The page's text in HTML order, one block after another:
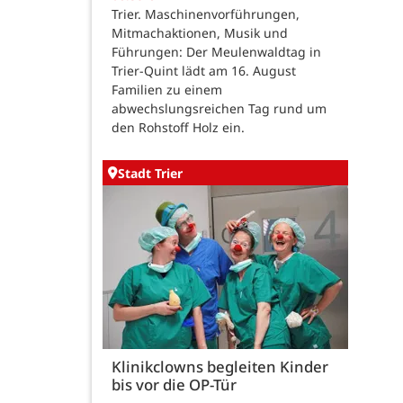
Trier. Maschinenvorführungen,
Mitmachaktionen, Musik und
Führungen: Der Meulenwaldtag in
Trier-Quint lädt am 16. August
Familien zu einem
abwechslungsreichen Tag rund um
den Rohstoff Holz ein.
Stadt Trier
Klinikclowns begleiten Kinder
bis vor die OP-Tür